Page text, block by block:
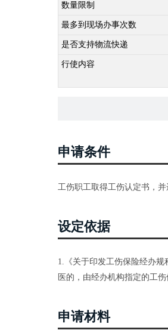
数量限制
最多到现场办事次数
是否支持物流快递
行使内容
申请条件
工伤职工取得工伤认定书，
设定依据
1.《关于印发工伤保险经办
医的，由经办机构指定的工
申请材料